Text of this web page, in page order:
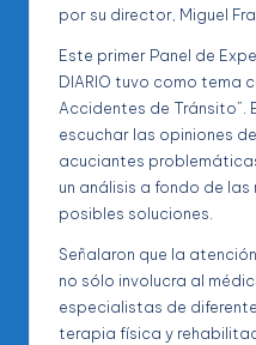
por su director, Miguel
Este primer Panel de
DIARIO tuvo como tema
Accidentes de Tránsito”.
escuchar las opiniones
acuciantes
un análisis a fondo de
posibles soluciones.
Señalaron que la
no sólo involucra al
especialistas de
terapia física y